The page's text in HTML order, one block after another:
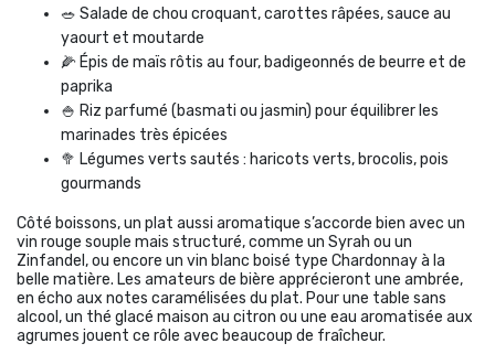
🥗 Salade de chou croquant, carottes râpées, sauce au
yaourt et moutarde
🌽 Épis de maïs rôtis au four, badigeonnés de beurre et de
paprika
🍚 Riz parfumé (basmati ou jasmin) pour équilibrer les
marinades très épicées
🥦 Légumes verts sautés : haricots verts, brocolis, pois
gourmands
Côté boissons, un plat aussi aromatique s’accorde bien avec un
vin rouge souple mais structuré, comme un Syrah ou un
Zinfandel, ou encore un vin blanc boisé type Chardonnay à la
belle matière. Les amateurs de bière apprécieront une ambrée,
en écho aux notes caramélisées du plat. Pour une table sans
alcool, un thé glacé maison au citron ou une eau aromatisée aux
agrumes jouent ce rôle avec beaucoup de fraîcheur.